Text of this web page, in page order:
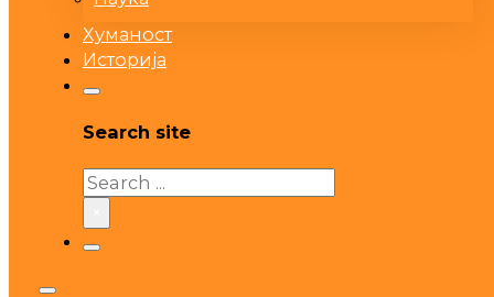
Хуманост
Историја
Search site
Search